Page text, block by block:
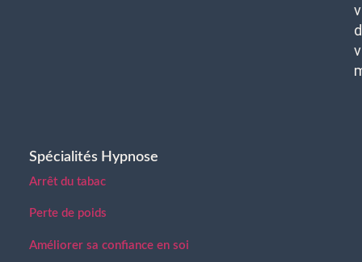
Spécialités Hypnose
Arrêt du tabac
Perte de poids
Améliorer sa confiance en soi